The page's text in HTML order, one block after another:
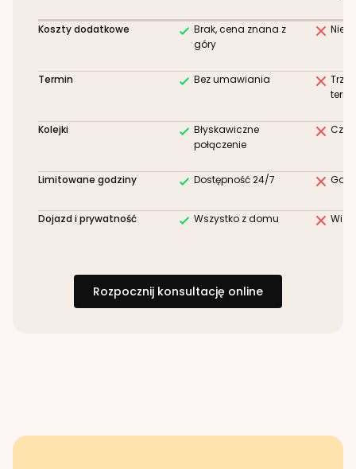
Koszty dodatkowe
Brak, cena znana z
góry
Termin Bez umawiania
Kolejki
Błyskawiczne
połączenie
Limitowane godziny Dostępność 24/7
Dojazd i prywatność Wszystko z domu
Rozpocznij konsultację online